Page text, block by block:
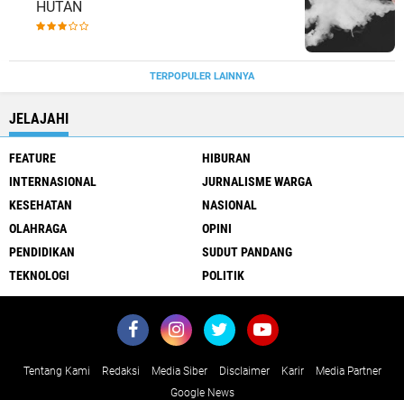
HUTAN
TERPOPULER LAINNYA
JELAJAHI
FEATURE
HIBURAN
INTERNASIONAL
JURNALISME WARGA
KESEHATAN
NASIONAL
OLAHRAGA
OPINI
PENDIDIKAN
SUDUT PANDANG
TEKNOLOGI
POLITIK
Tentang Kami Redaksi Media Siber Disclaimer Karir
Media Partner
Google News